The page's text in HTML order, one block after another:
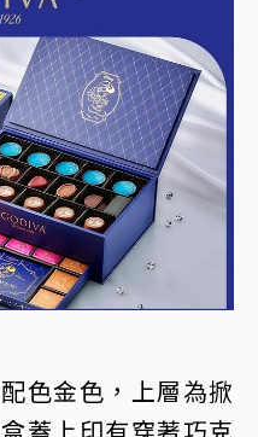
色金色，上層為掀
蓋上印有穿著巧克